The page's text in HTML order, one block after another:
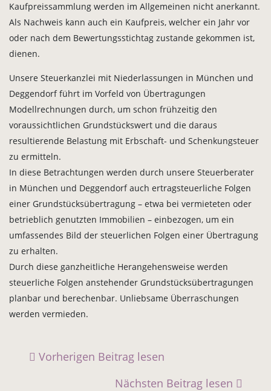
Kaufpreissammlung werden im Allgemeinen nicht anerkannt.
Als Nachweis kann auch ein Kaufpreis, welcher ein Jahr vor
oder nach dem Bewertungsstichtag zustande gekommen ist,
dienen.
Unsere Steuerkanzlei mit Niederlassungen in München und
Deggendorf führt im Vorfeld von Übertragungen
Modellrechnungen durch, um schon frühzeitig den
voraussichtlichen Grundstückswert und die daraus
resultierende Belastung mit Erbschaft- und Schenkungsteuer
zu ermitteln.
In diese Betrachtungen werden durch unsere Steuerberater
in München und Deggendorf auch ertragsteuerliche Folgen
einer Grundstücksübertragung – etwa bei vermieteten oder
betrieblich genutzten Immobilien – einbezogen, um ein
umfassendes Bild der steuerlichen Folgen einer Übertragung
zu erhalten.
Durch diese ganzheitliche Herangehensweise werden
steuerliche Folgen anstehender Grundstücksübertragungen
planbar und berechenbar. Unliebsame Überraschungen
werden vermieden.
Vorherigen Beitrag lesen
Nächsten Beitrag lesen